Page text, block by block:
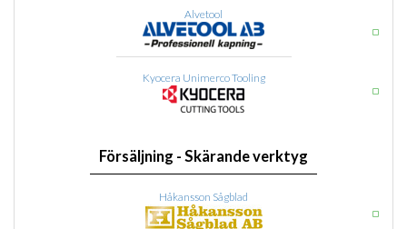
Alvetool
Kyocera Unimerco Tooling
Försäljning - Skärande verktyg
Håkansson Sågblad